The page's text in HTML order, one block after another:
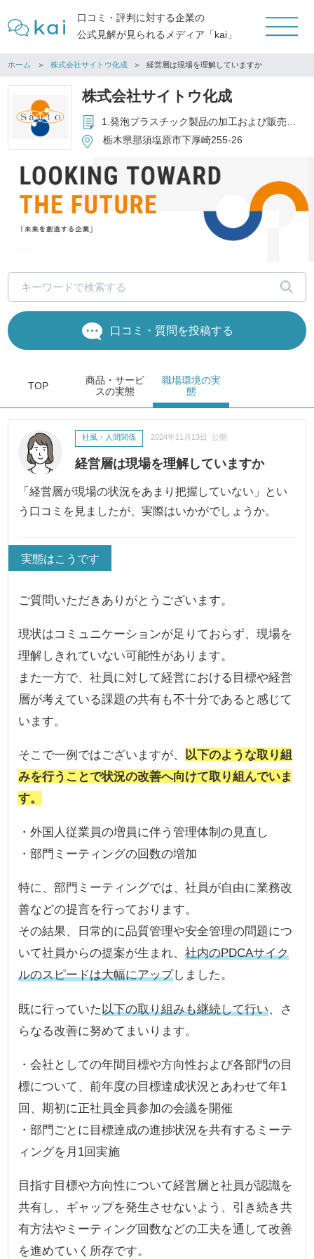
口コミ・評判に対する企業の
公式見解が見られるメディア「kai」
ホーム 株式会社サイトウ化成 経営層は現場を理解していますか
株式会社サイトウ化成
1.発泡プラスチック製品の加工および販売 2.各種成形品の加工および販売 3.縫製・ウェルダー加工品の製造および販売 4.紙製品の加工および販売 5.その他 物流・包装資材全般の販売
栃木県那須塩原市下厚崎255-26
口コミ・質問を投稿する
TOP
商品・サービ
スの実態
職場環境の実
態
経営層は現場を理解していますか
社風・人間関係 2024年11月13日 公開
「経営層が現場の状況をあまり把握していない」とい
う口コミを見ましたが、実際はいかがでしょうか。
実態はこうです
ご質問いただきありがとうございます。
現状はコミュニケーションが足りておらず、現場を
理解しきれていない可能性があります。
また一方で、社員に対して経営における目標や経営
層が考えている課題の共有も不十分であると感じて
います。
そこで一例ではございますが、 以下のような取り組
みを行うことで状況の改善へ向けて取り組んでいま
す。
・外国人従業員の増員に伴う管理体制の見直し
・部門ミーティングの回数の増加
特に、部門ミーティングでは、社員が自由に業務改
善などの提言を行っております。
その結果、日常的に品質管理や安全管理の問題につ
いて社員からの提案が生まれ、社内のPDCAサイク
ルのスピードは大幅にアップしました。
既に行っていた以下の取り組みも継続して行い、さ
らなる改善に努めてまいります。
・会社としての年間目標や方向性および各部門の目
標について、前年度の目標達成状況とあわせて年1
回、期初に正社員全員参加の会議を開催
・部門ごとに目標達成の進捗状況を共有するミーテ
ィングを月1回実施
目指す目標や方向性について経営層と社員が認識を
共有し、ギャップを発生させないよう、引き続き共
有方法やミーティング回数などの工夫を通して改善
を進めていく所存です。